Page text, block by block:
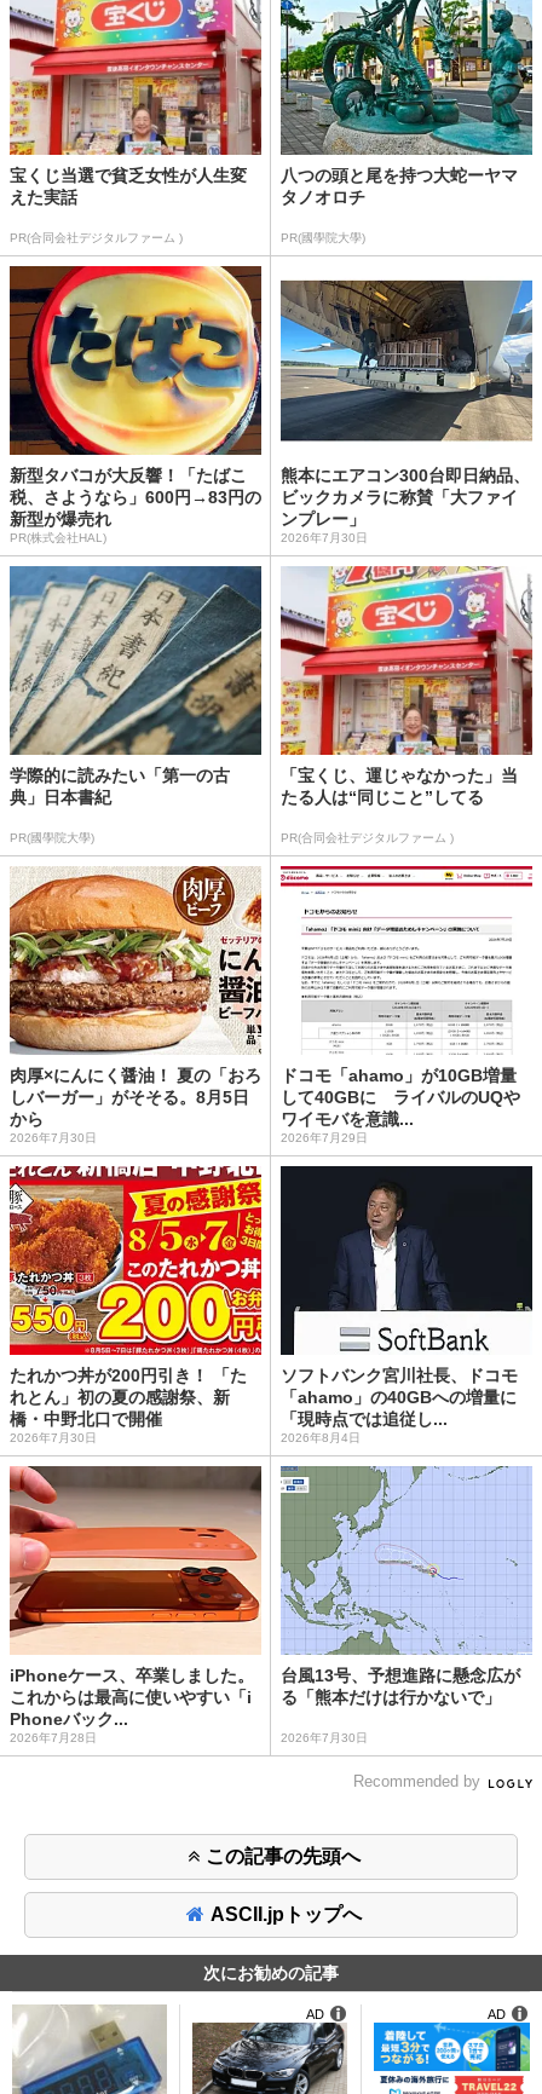
宝くじ当選で貧乏女性が人生変
えた実話
PR(合同会社デジタルファーム )
八つの頭と尾を持つ大蛇ーヤマ
タノオロチ
PR(國學院大學)
新型タバコが大反響！「たばこ
税、さようなら」600円→83円の
新型が爆売れ
PR(株式会社HAL)
熊本にエアコン300台即日納品、
ビックカメラに称賛「大ファイ
ンプレー」
2026年7月30日
学際的に読みたい「第一の古
典」日本書紀
PR(國學院大學)
「宝くじ、運じゃなかった」当
たる人は“同じこと”してる
PR(合同会社デジタルファーム )
肉厚×にんにく醤油！ 夏の「おろ
しバーガー」がそそる。8月5日
から
2026年7月30日
ドコモ「ahamo」が10GB増量
して40GBに ライバルのUQや
ワイモバを意識...
2026年7月29日
たれかつ丼が200円引き！ 「た
れとん」初の夏の感謝祭、新
橋・中野北口で開催
2026年7月30日
ソフトバンク宮川社長、ドコモ
「ahamo」の40GBへの増量に
「現時点では追従し...
2026年8月4日
iPhoneケース、卒業しました。
これからは最高に使いやすい「i
Phoneバック...
2026年7月28日
台風13号、予想進路に懸念広が
る「熊本だけは行かないで」
2026年7月30日
Recommended by
この記事の先頭へ
ASCII.jpトップへ
次にお勧めの記事
AD AD